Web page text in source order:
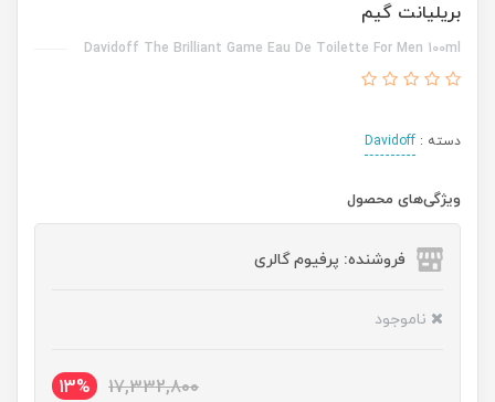
بریلیانت گیم
Davidoff The Brilliant Game Eau De Toilette For Men 100ml
دسته : Davidoff
ویژگی‌های محصول
فروشنده: پرفیوم گالری
ناموجود
17,332,800
13%